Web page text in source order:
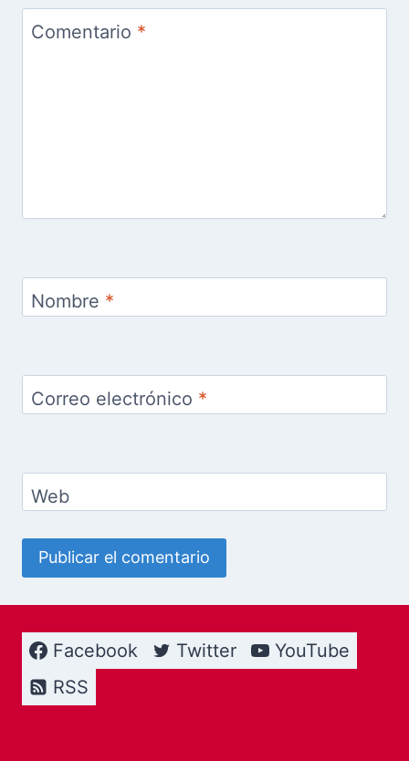
Comentario *
Nombre *
Correo electrónico *
Web
Facebook Twitter
YouTube
RSS